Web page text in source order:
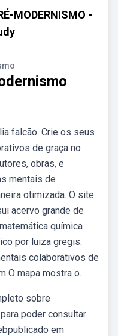
MODERNISMO -
falcão. Crie os seus
de graça no
obras, e
mentais de
otimizada. O site
acervo grande de
química
por luiza gregis.
colaborativos de
O mapa mostra o.
sobre
poder consultar
em